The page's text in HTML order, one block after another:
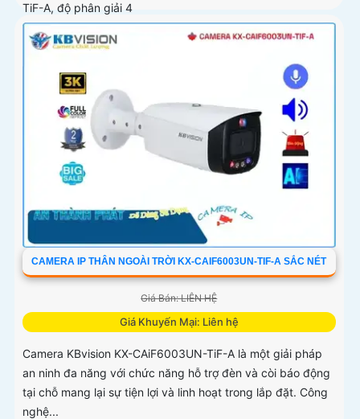
TiF-A, độ phân giải 4
CAMERA IP THÂN NGOÀI TRỜI KX-CAIF6003UN-TIF-A SẮC NÉT
Giá Bán: LIÊN HỆ
Giá Khuyến Mại: Liên hệ
Camera KBvision KX-CAiF6003UN-TiF-A là một giải pháp
an ninh đa năng với chức năng hỗ trợ đèn và còi báo động
tại chỗ mang lại sự tiện lợi và linh hoạt trong lắp đặt. Công
nghệ...